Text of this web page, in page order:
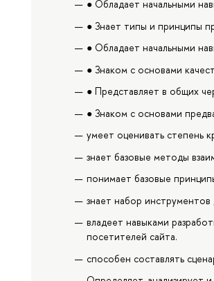
● Обладает начальными
● Знает типы и принципы
● Обладает начальными
● Знаком с основами
● Представляет в общих
● Знаком с основами
умеет оценивать степень
знает базовые методы
понимает базовые
знает набор инструментов
владеет навыками
посетителей сайта.
способен составлять